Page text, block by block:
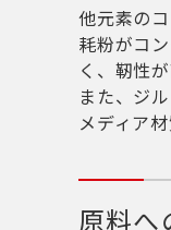
他元素の
耗粉がコ
く、靭性
また、ジ
メディア
原料へ